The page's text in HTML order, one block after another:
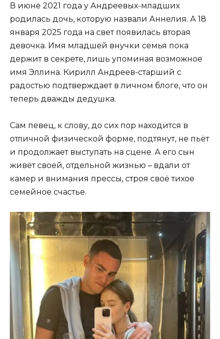
В июне 2021 года у Андреевых-младших
родилась дочь, которую назвали Аннелия. А 18
января 2025 года на свет появилась вторая
девочка. Имя младшей внучки семья пока
держит в секрете, лишь упоминая возможное
имя Эллина. Кирилл Андреев-старший с
радостью подтверждает в личном блоге, что он
теперь дважды дедушка.
Сам певец, к слову, до сих пор находится в
отличной физической форме, подтянут, не пьёт
и продолжает выступать на сцене. А его сын
живёт своей, отдельной жизнью – вдали от
камер и внимания прессы, строя своё тихое
семейное счастье.